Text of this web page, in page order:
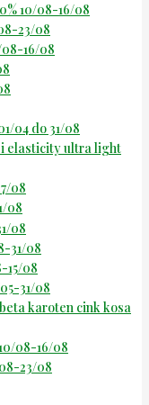
10/08-16/08
23/08
16/08
04 do 31/08
elasticity ultra light
08
08
08
31/08
15/08
31/08
karoten cink kosa
08-16/08
23/08